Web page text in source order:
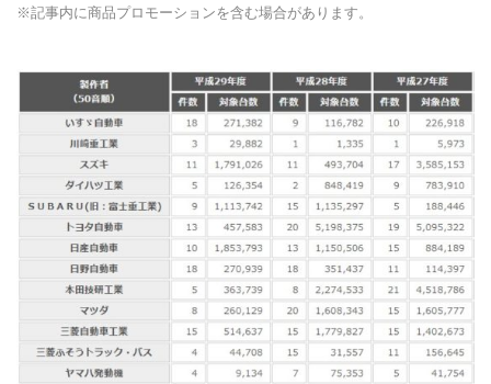
※記事内に商品プロモーションを含む場合があります。